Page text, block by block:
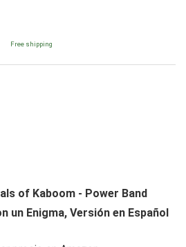
Free shipping
of Kaboom - Power Band
un Enigma, Versión en Español